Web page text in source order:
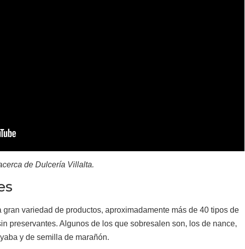
de Dulcería Villalta.
variedad de productos, aproximadamente más de 40 tipos de
preservantes. Algunos de los que sobresalen son, los de nance,
y de semilla de marañón.